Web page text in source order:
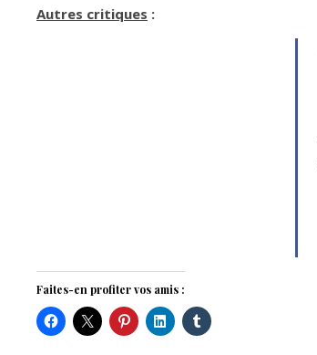
Autres critiques :
Faites-en profiter vos amis :